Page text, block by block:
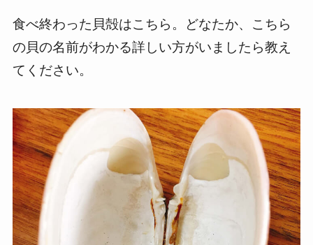
食べ終わった貝殻はこちら。どなたか、こちら
の貝の名前がわかる詳しい方がいましたら教え
てください。